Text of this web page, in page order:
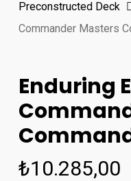
Preconstructed Deck
Commander Masters
Enduring
₺10.285,00